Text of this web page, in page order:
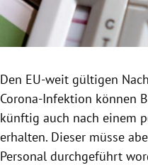
Untermenü
Untermenü
Untermenü
Den EU-weit gültigen
Corona-Infektion können
künftig auch nach einem
erhalten. Dieser müsse
Personal durchgeführt